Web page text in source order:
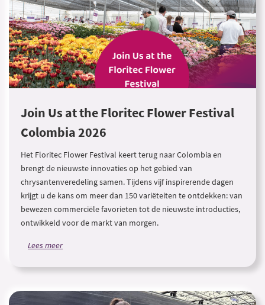
Join Us at the Floritec Flower Festival
Colombia 2026
Het Floritec Flower Festival keert terug naar Colombia en
brengt de nieuwste innovaties op het gebied van
chrysantenveredeling samen. Tijdens vijf inspirerende dagen
krijgt u de kans om meer dan 150 variëteiten te ontdekken: van
bewezen commerciële favorieten tot de nieuwste introducties,
ontwikkeld voor de markt van morgen.
Lees meer